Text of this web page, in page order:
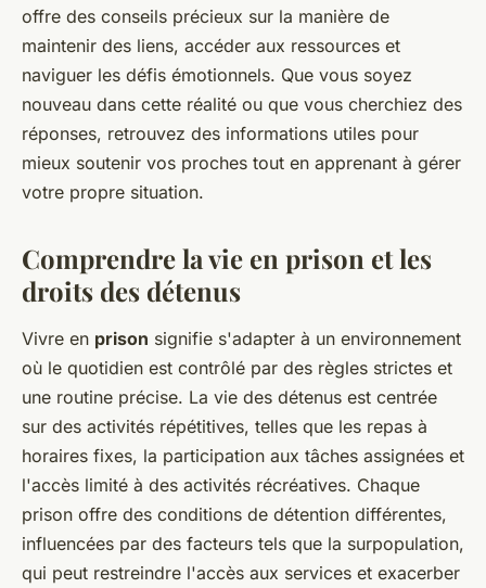
offre des conseils précieux sur la manière de
maintenir des liens, accéder aux ressources et
naviguer les défis émotionnels. Que vous soyez
nouveau dans cette réalité ou que vous cherchiez des
réponses, retrouvez des informations utiles pour
mieux soutenir vos proches tout en apprenant à gérer
votre propre situation.
Comprendre la vie en prison et les
droits des détenus
Vivre en prison signifie s'adapter à un environnement
où le quotidien est contrôlé par des règles strictes et
une routine précise. La vie des détenus est centrée
sur des activités répétitives, telles que les repas à
horaires fixes, la participation aux tâches assignées et
l'accès limité à des activités récréatives. Chaque
prison offre des conditions de détention différentes,
influencées par des facteurs tels que la surpopulation,
qui peut restreindre l'accès aux services et exacerber